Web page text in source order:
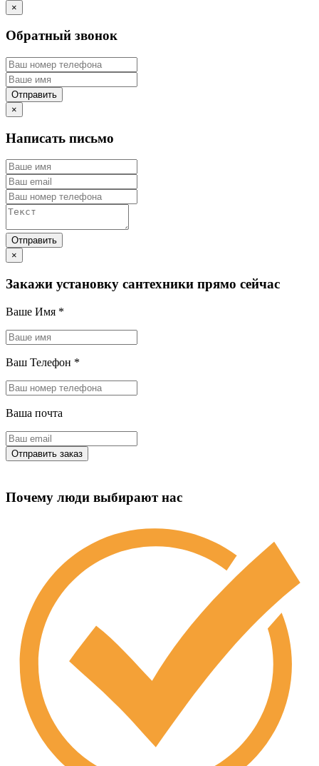
×
Обратный звонок
×
Написать письмо
×
Закажи установку сантехники прямо сейчас
Ваше Имя *
Ваш Телефон *
Ваша почта
Почему люди выбирают нас